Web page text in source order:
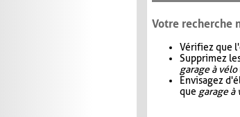
Votre recherche
Vérifiez que
Supprimez
garage à vélo
Envisagez
que garage à